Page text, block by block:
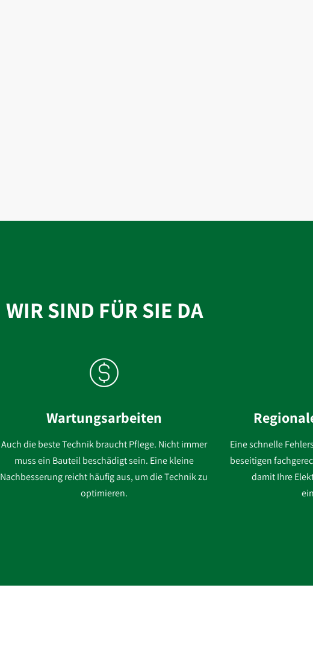
WIR SIND FÜR SIE DA
Wartungsarbeiten
Auch die beste Technik braucht Pflege. Nicht immer
muss ein Bauteil beschädigt sein. Eine kleine
Nachbesserung reicht häufig aus, um die Technik zu
optimieren.
Eine schnelle
beseitigen
damit Ihre